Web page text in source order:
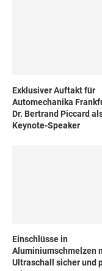
Exklusiver Auftakt für
Automechanika
Dr. Bertrand Piccard
Keynote-Speaker
Einschlüsse in
Aluminiumschmelzen
Ultraschall sicher und